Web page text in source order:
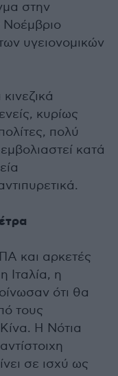
στην
Νοέμβριο
υγειονομικών
κυρίως
πολύ
κατά
και αρκετές
Ιταλία, η
ότι θα
τους
Η Νότια
σε ισχύ ως